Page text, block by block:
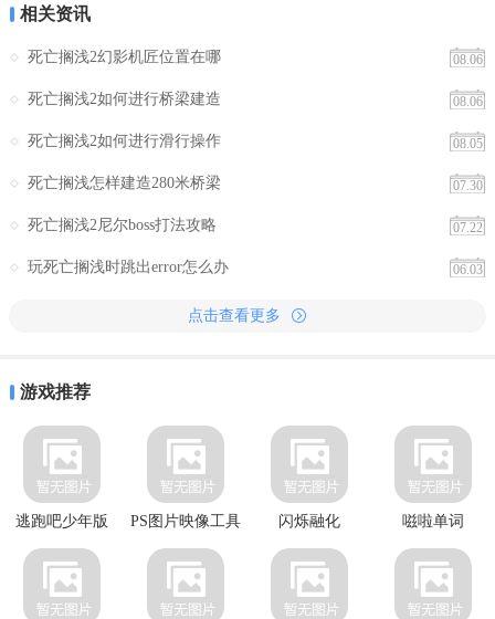
相关资讯
08.06
死亡搁浅2幻影机匠位置在哪
08.06
死亡搁浅2如何进行桥梁建造
08.05
死亡搁浅2如何进行滑行操作
07.30
死亡搁浅怎样建造280米桥梁
07.22
死亡搁浅2尼尔boss打法攻略
06.03
玩死亡搁浅时跳出error怎么办
点击查看更多
游戏推荐
逃跑吧少年版 PS图片映像工具 闪烁融化 嗞啦单词